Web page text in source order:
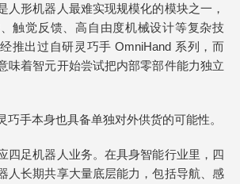
人形机器人最难实现规模化的模块之一，
触觉反馈、高自由度机械设计等复杂技
推出过自研灵巧手 OmniHand 系列，而
味着智元开始尝试把内部零部件能力独立
巧手本身也具备单独对外供货的可能性。
四足机器人业务。在具身智能行业里，四
人长期共享大量底层能力，包括导航、感